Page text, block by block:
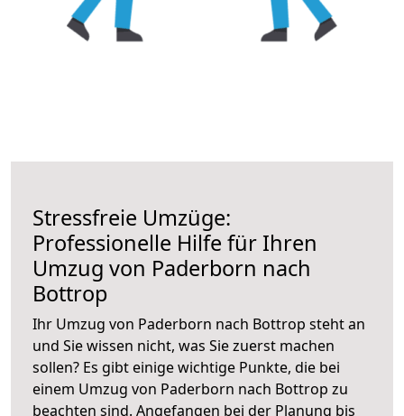
Stressfreie Umzüge:
Professionelle Hilfe für Ihren
Umzug von Paderborn nach
Bottrop
Ihr Umzug von Paderborn nach Bottrop steht an
und Sie wissen nicht, was Sie zuerst machen
sollen? Es gibt einige wichtige Punkte, die bei
einem Umzug von Paderborn nach Bottrop zu
beachten sind. Angefangen bei der Planung bis